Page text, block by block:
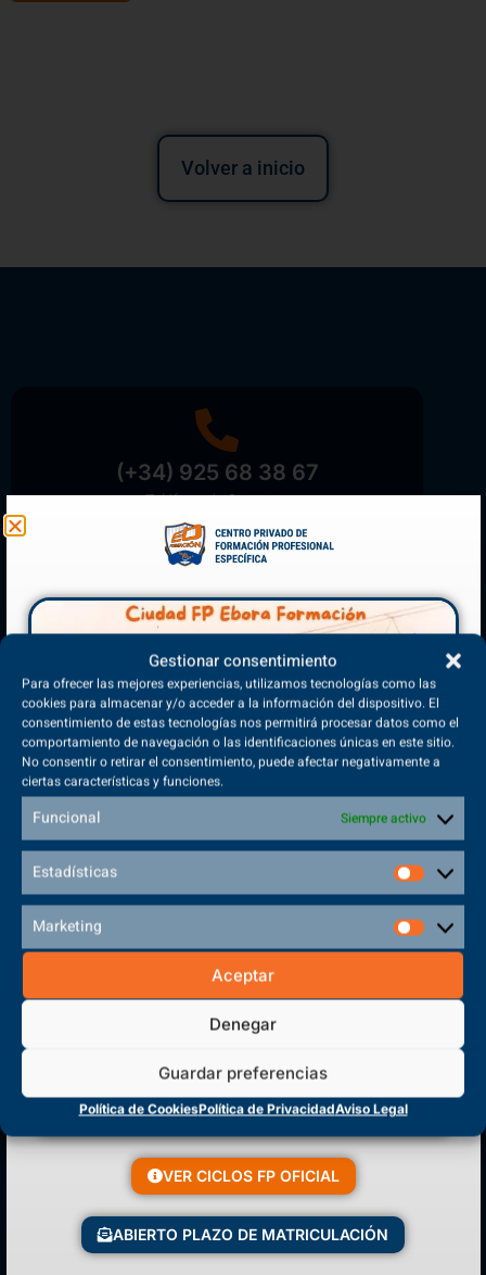
Gestionar consentimiento
Para ofrecer las mejores experiencias, utilizamos tecnologías como las
cookies para almacenar y/o acceder a la información del dispositivo. El
consentimiento de estas tecnologías nos permitirá procesar datos como el
comportamiento de navegación o las identificaciones únicas en este sitio.
No consentir o retirar el consentimiento, puede afectar negativamente a
ciertas características y funciones.
Funcional Siempre activo
Estadísticas
Marketing
Aceptar
Denegar
Guardar preferencias
Política de CookiesPolítica de PrivacidadAviso Legal
Volver a inicio
(+34) 925 68 38 67
Teléfono de Contacto
Matriculación Abierta
¡Reserva tu plaza ahora!
Polígono Sector VI, 45683, Cazalegas - Toledo
CENTRO DE FORMACIÓN
PROFESIONAL
VER CICLOS FP OFICIAL
ABIERTO PLAZO DE MATRICULACIÓN